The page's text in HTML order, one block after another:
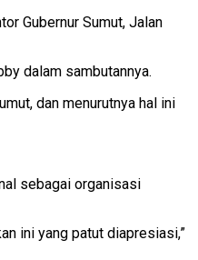
Gubernur Sumut, Jalan
dalam sambutannya.
dan menurutnya hal ini
sebagai organisasi
ini yang patut diapresiasi,”